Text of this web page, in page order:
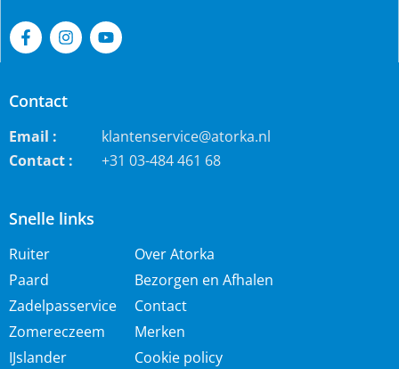
Snelle links
Ruiter
Paard
Zadelpasservice
Zomereczeem
IJslander
Over Atorka
Bezorgen en Afhalen
Contact
Merken
Cookie policy
Contact
Email :
klantenservice@atorka.nl
Contact :
+31 03-484 461 68